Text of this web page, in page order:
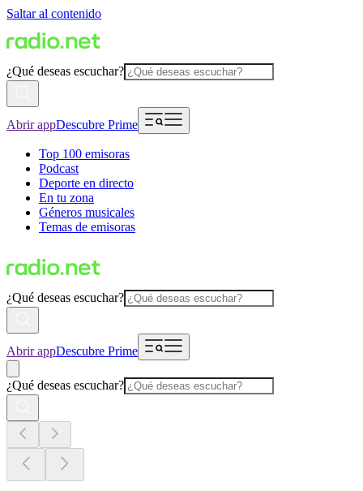
Saltar al contenido
¿Qué deseas escuchar?
Abrir appDescubre Prime
Top 100 emisoras
Podcast
Deporte en directo
En tu zona
Géneros musicales
Temas de emisoras
¿Qué deseas escuchar?
Abrir appDescubre Prime
¿Qué deseas escuchar?